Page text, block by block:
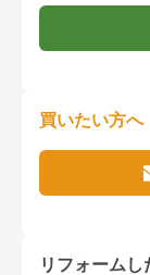
買いたい方へ
リフォームし